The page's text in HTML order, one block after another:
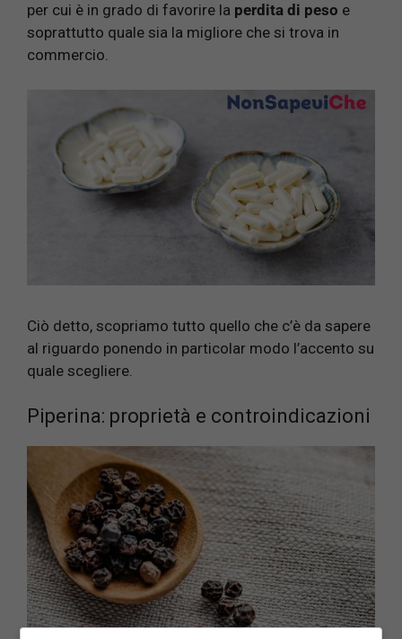
per cui è in grado di favorire la perdita di peso e
soprattutto quale sia la migliore che si trova in
commercio.
Ciò detto, scopriamo tutto quello che c’è da sapere
al riguardo ponendo in particolar modo l’accento su
quale scegliere.
Piperina: proprietà e controindicazioni